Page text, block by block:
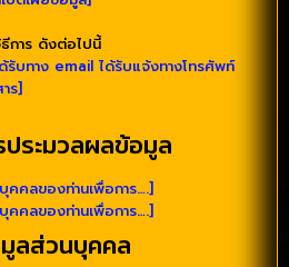
การ ดังต่อไปนี้
รับทาง email ได้รับแจ้งทางโทรศัพท์
ร]
ประมวลผลข้อมูล
คคลของท่านเพื่อการ….]
คคลของท่านเพื่อการ….]
ลส่วนบุคคล